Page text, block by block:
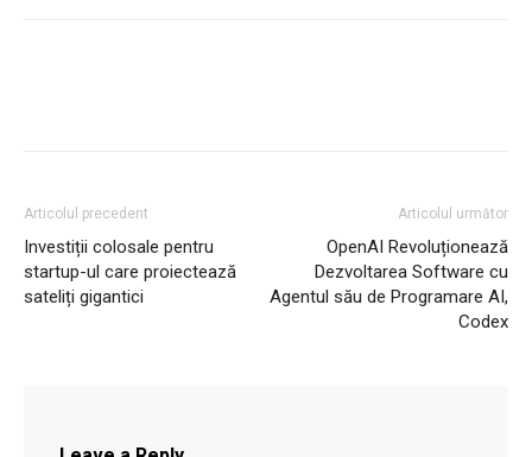
Articolul precedent
Investiții colosale pentru
startup-ul care proiectează
sateliți gigantici
Articolul următor
OpenAI Revoluționează
Dezvoltarea Software cu
Agentul său de Programare AI,
Codex